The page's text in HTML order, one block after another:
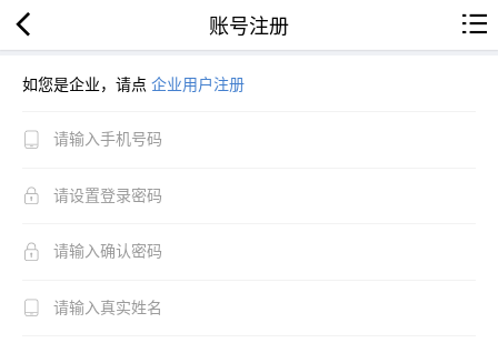
账号注册
如您是企业，请点 企业用户注册